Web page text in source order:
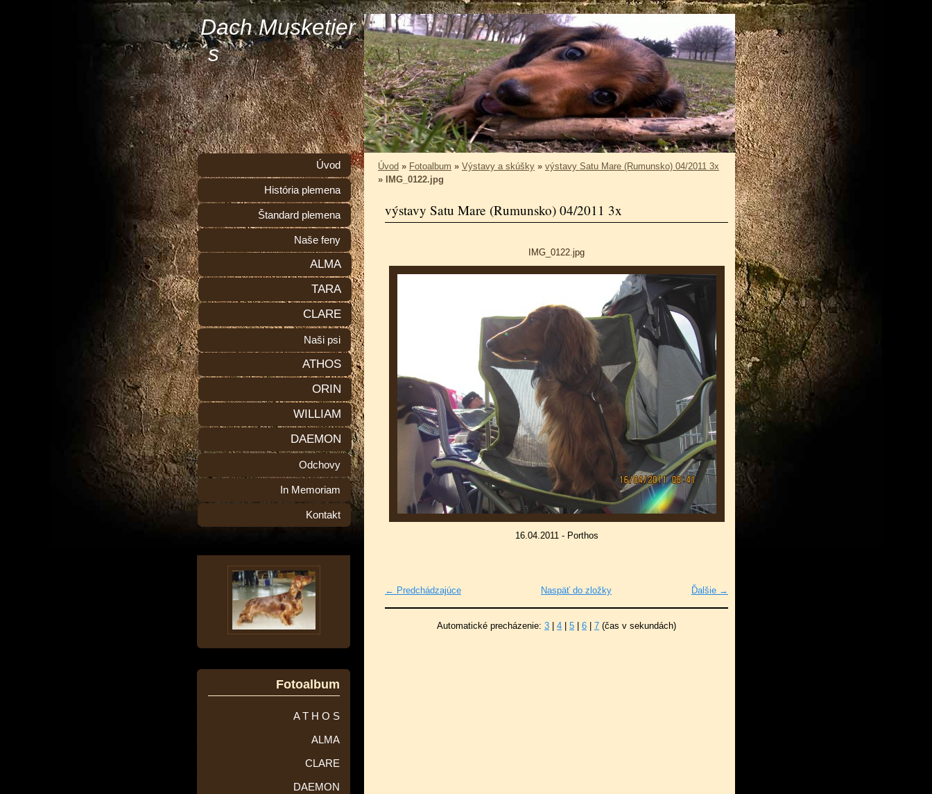
Dach Musketier
´s
Úvod » Fotoalbum » Výstavy a skúšky » výstavy Satu Mare (Rumunsko) 04/2011 3x
»
IMG_0122.jpg
výstavy Satu Mare (Rumunsko) 04/2011 3x
IMG_0122.jpg
16.04.2011 - Porthos
← Predchádzajúce Ďalšie →
Naspäť do zložky
Automatické precházenie: 3 4 5 6 7 (čas v sekundách)
Úvod
História plemena
Štandard plemena
Naše feny
ALMA
TARA
CLARE
Naši psi
ATHOS
ORIN
WILLIAM
DAEMON
Odchovy
In Memoriam
Kontakt
Fotoalbum
A T H O S
ALMA
CLARE
DAEMON